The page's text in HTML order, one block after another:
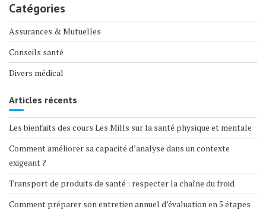
Catégories
Assurances & Mutuelles
Conseils santé
Divers médical
Articles récents
Les bienfaits des cours Les Mills sur la santé physique et mentale
Comment améliorer sa capacité d’analyse dans un contexte
exigeant ?
Transport de produits de santé : respecter la chaîne du froid
Comment préparer son entretien annuel d’évaluation en 5 étapes